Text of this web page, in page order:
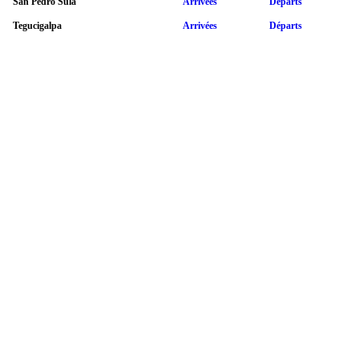
Tegucigalpa Arrivées Départs